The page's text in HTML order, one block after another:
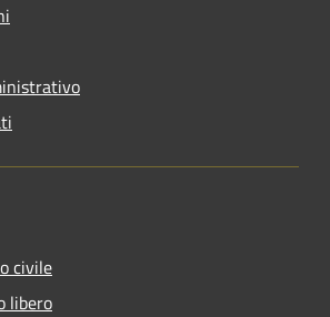
civile
libero